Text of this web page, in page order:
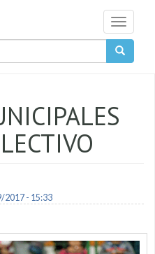
Toggle
2017 - 15:33